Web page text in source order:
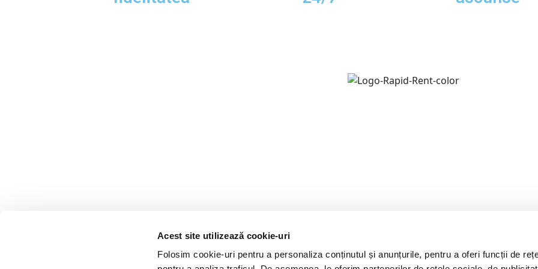
Acest site utilizează cookie-uri
Folosim cookie-uri pentru a personaliza conținutul și anunțurile, pentru a oferi funcții de